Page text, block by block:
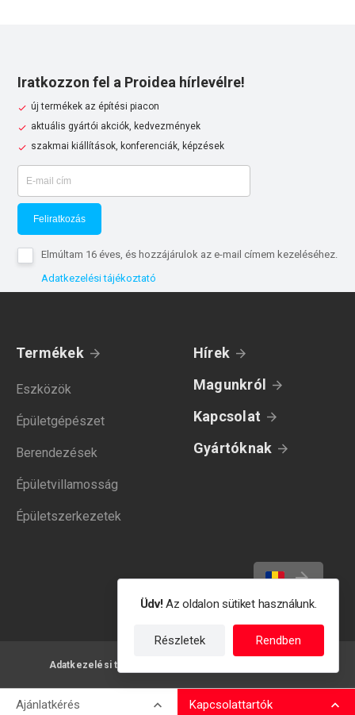
Iratkozzon fel a Proidea hírlevélre!
új termékek az építési piacon
aktuális gyártói akciók, kedvezmények
szakmai kiállítások, konferenciák, képzések
Feliratkozás
Elmúltam 16 éves, és hozzájárulok az e-mail címem kezeléséhez.
Adatkezelési tájékoztató
Termékek
Eszközök
Épületgépészet
Berendezések
Épületvillamosság
Épületszerkezetek
Hírek
Magunkról
Kapcsolat
Gyártóknak
Adatkezelési tájékoztató
Ajánlatkérés Kapcsolattartók
Üdv!Az oldalon sütiket használunk.
Részletek Rendben